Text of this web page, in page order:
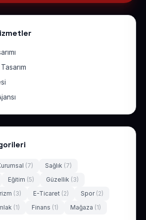
(7) Sağlık (7)
Eğitim (5) Güzellik (3)
(3) E-Ticaret (2) Spor (2)
(1) Finans (1) Mağaza (1)